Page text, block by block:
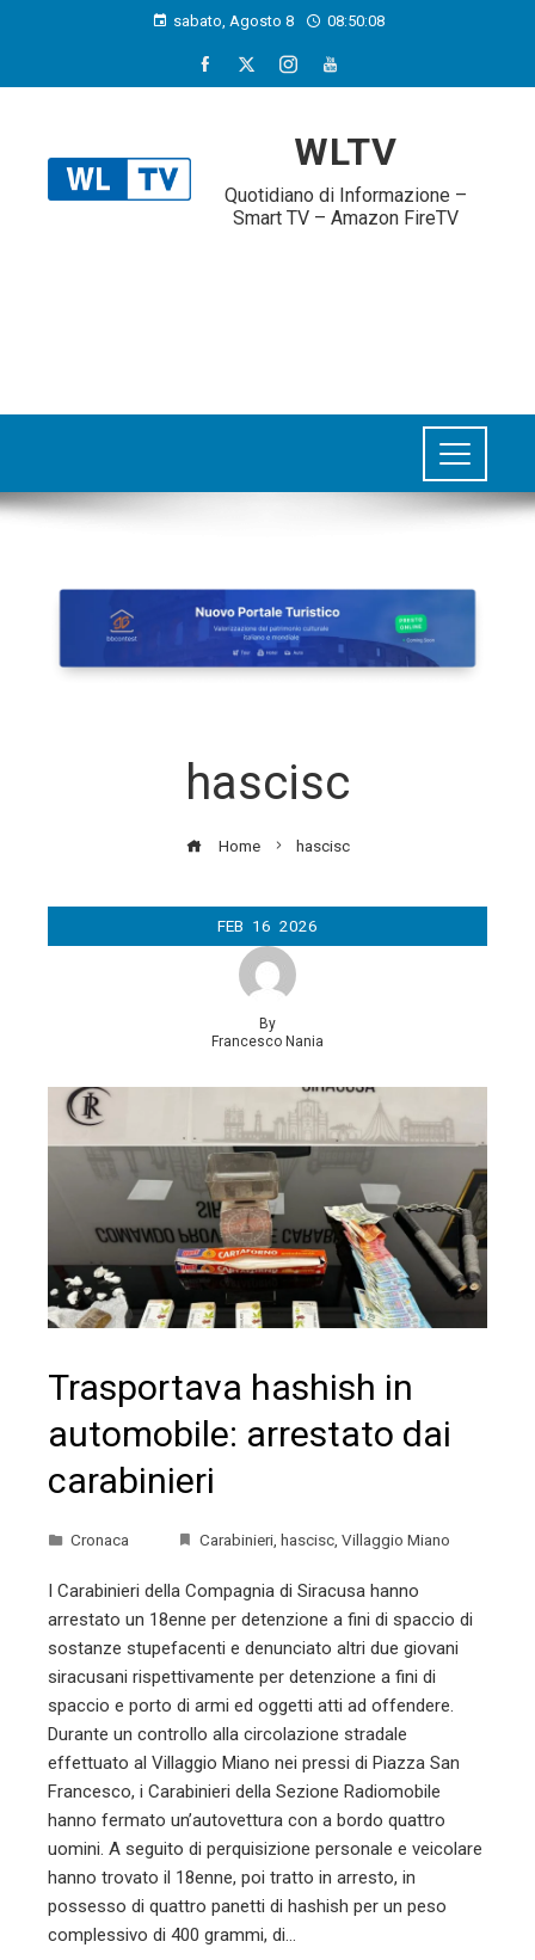
sabato, Agosto 8 08:50:09
WLTV
Quotidiano di Informazione –
Smart TV – Amazon FireTV
hascisc
Home hascisc
FEB 16 2026
By
Francesco Nania
Trasportava hashish in
automobile: arrestato dai
carabinieri
Cronaca Carabinieri, hascisc, Villaggio Miano
I Carabinieri della Compagnia di Siracusa hanno
arrestato un 18enne per detenzione a fini di spaccio di
sostanze stupefacenti e denunciato altri due giovani
siracusani rispettivamente per detenzione a fini di
spaccio e porto di armi ed oggetti atti ad offendere.
Durante un controllo alla circolazione stradale
effettuato al Villaggio Miano nei pressi di Piazza San
Francesco, i Carabinieri della Sezione Radiomobile
hanno fermato un’autovettura con a bordo quattro
uomini. A seguito di perquisizione personale e veicolare
hanno trovato il 18enne, poi tratto in arresto, in
possesso di quattro panetti di hashish per un peso
complessivo di 400 grammi, di…